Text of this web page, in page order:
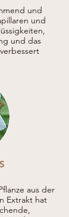
und
und
und das
aus der
Extrakt hat